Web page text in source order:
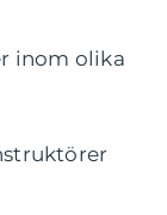
inom olika